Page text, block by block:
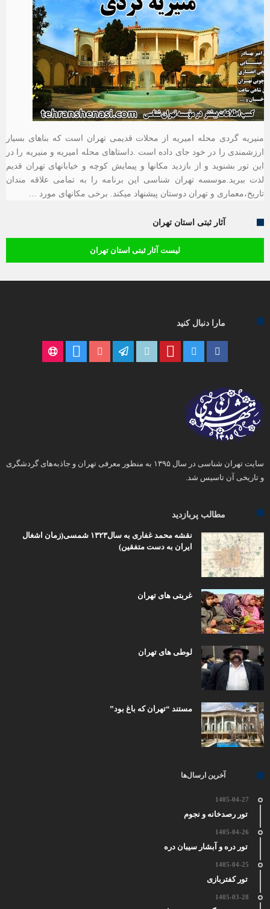
منیریه گردی محله امیریه از محلات قدیمی تهران است که بناهای بسیار
ارزشمندی را در خود جای داده است .داستاهای محله امیریه و منیریه را در
این تور بشنوید و از بازدید مکانها و پیمایش کوچه و خیابانهای تهران قدیم
لذت ببرید.موسسه تهران شناسی این برنامه را به تمامی علاقه مندان
تاریخ،معماری و تهران دوستان پیشنهاد میکند. برخی مکانهای مورد …
آثار ثبتی استان تهران
لیست آثار ثبتی استان تهران
مارا دنبال کنید
سایت تهران شناسی در سال ۱۳۹۵ به منظور معرفی تهران و جاذبه‌های گردشگری
و تاریخی آن تاسیس شد.
مطالب پربازدید
نقشه محمد غفاری به سال۱۳۲۳ شمسی(زمان اشغال
ایران به دست متفقین)
غربتی های تهران
لوطی های تهران
مستند “تهران که باغ بود”
آخرین ارسال‌ها
1405-04-27
تور رصدخانه و نجوم
1405-04-26
تور دره و آبشار سیبان دره
1405-04-25
تور کفتربازی
1405-03-28